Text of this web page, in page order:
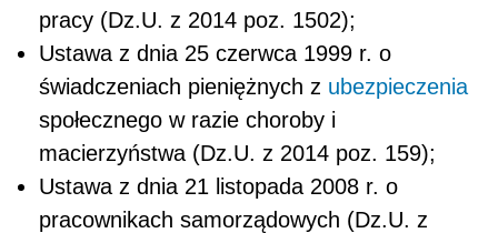
pracy (Dz.U. z 2014 poz. 1502);
Ustawa z dnia 25 czerwca 1999 r. o
świadczeniach pieniężnych z ubezpieczenia
społecznego w razie choroby i
macierzyństwa (Dz.U. z 2014 poz. 159);
Ustawa z dnia 21 listopada 2008 r. o
pracownikach samorządowych (Dz.U. z